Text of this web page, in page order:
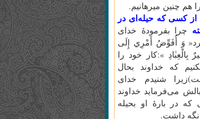
هم چنين ميرهانيم.
از كسى كه حيله‌اى در
چرا بفرمودۀ خداى
وَ أُفَوِّضُ‌ أَمْرِي إِلَى
بِالْعِبٰادِ »:كار خود را
كه خداوند بحال
شنيدم خداى
مى‌فرمايد خداوند
كه در بارۀ او بحيله
نگه داشت.